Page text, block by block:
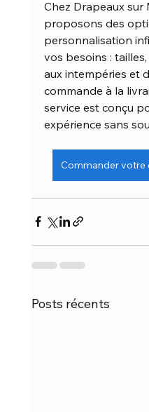
Chez Drapeaux sur
proposons des
personnalisation
vos besoins :
aux intempéries et
commande à la
service est conçu
expérience sans
Commander votre
Posts récents